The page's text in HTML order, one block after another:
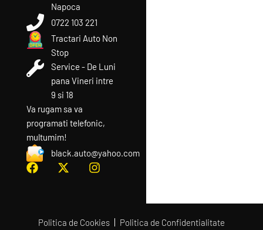
Napoca
0722 103 221
Tractari Auto Non
Stop
Service - De Luni
pana Vineri intre
9 si 18
Va rugam sa va
programati telefonic,
multumim!​
black.auto@yahoo.com
Politica de Cookies
Politica de Confidentialitate